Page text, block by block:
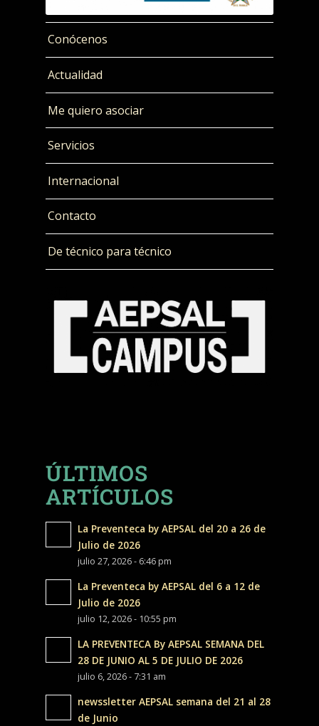
Conócenos
Actualidad
Me quiero asociar
Servicios
Internacional
Contacto
De técnico para técnico
ÚLTIMOS
ARTÍCULOS
La Preventeca by AEPSAL del 20 a 26 de
Julio de 2026
julio 27, 2026 - 6:46 pm
La Preventeca by AEPSAL del 6 a 12 de
Julio de 2026
julio 12, 2026 - 10:55 pm
LA PREVENTECA By AEPSAL SEMANA DEL
28 DE JUNIO AL 5 DE JULIO DE 2026
julio 6, 2026 - 7:31 am
newssletter AEPSAL semana del 21 al 28
de Junio